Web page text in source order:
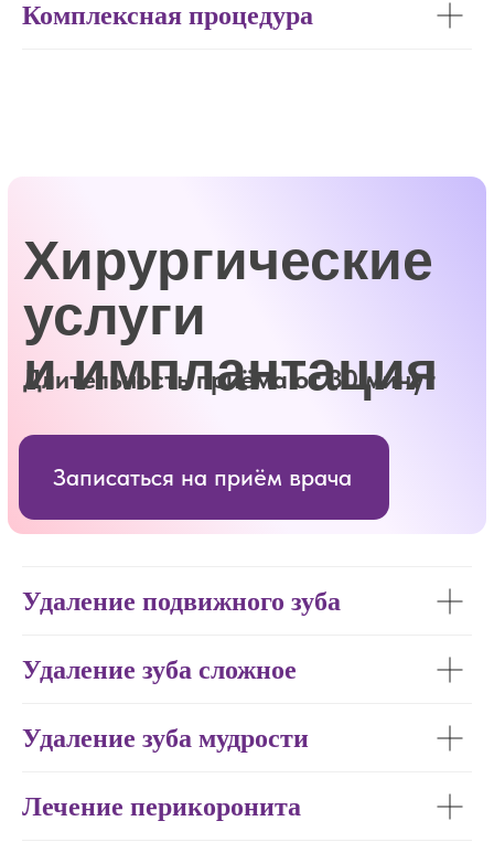
Комплексная процедура
Удаление подвижного зуба
Удаление зуба сложное
Удаление зуба мудрости
Лечение перикоронита